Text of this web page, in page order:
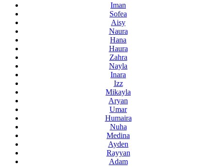
Iman
Sofea
Aisy
Naura
Hana
Haura
Zahra
Nayla
Inara
Izz
Mikayla
Aryan
Umar
Humaira
Nuha
Medina
Ayden
Rayyan
Adam